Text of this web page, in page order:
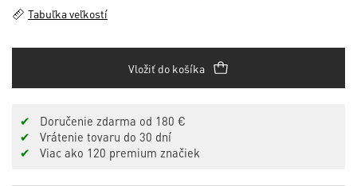
Tabuľka veľkostí
Vložiť do košíka
✔
Doručenie zdarma od 180 €
✔
Vrátenie tovaru do 30 dní
✔
Viac ako 120 premium značiek